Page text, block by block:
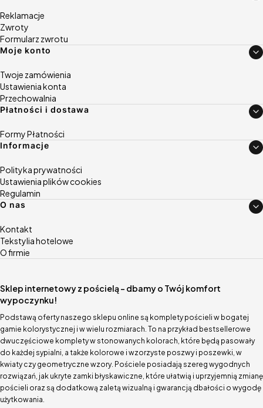
Reklamacje
Zwroty
Formularz zwrotu
Moje konto
Twoje zamówienia
Ustawienia konta
Przechowalnia
Płatności i dostawa
Formy Płatności
Informacje
Polityka prywatności
Ustawienia plików cookies
Regulamin
O nas
Kontakt
Tekstylia hotelowe
O firmie
Sklep internetowy z pościelą – dbamy o Twój komfort
wypoczynku!
Podstawą oferty naszego sklepu online są komplety pościeli w bogatej
gamie kolorystycznej i w wielu rozmiarach. To na przykład bestsellerowe
dwuczęściowe komplety w stonowanych kolorach, które będą pasowały
do każdej sypialni, a także kolorowe i wzorzyste poszwy i poszewki, w
kwiaty czy geometryczne wzory. Pościele posiadają szereg wygodnych
rozwiązań, jak ukryte zamki błyskawiczne, które ułatwią i uprzyjemnią zmianę
pościeli oraz są dodatkową zaletą wizualną i gwarancją dbałości o wygodę
użytkowania.